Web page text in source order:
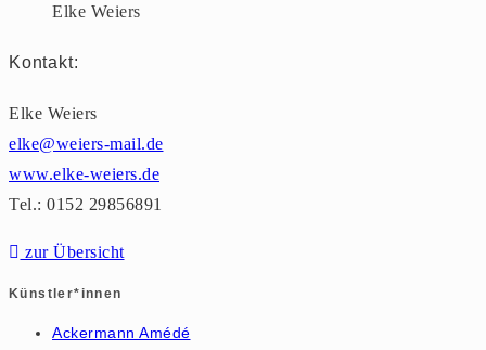
Elke Weiers
Kontakt:
Elke Weiers
elke@weiers-mail.de
www.elke-weiers.de
Tel.: 0152 29856891
zur Übersicht
Künstler*innen
Ackermann Amédé